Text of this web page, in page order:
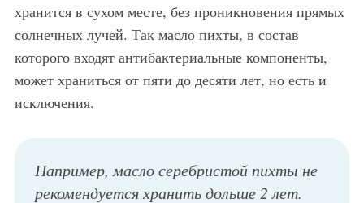
хранится в сухом месте, без проникновения прямых
солнечных лучей. Так масло пихты, в состав
которого входят антибактериальные компоненты,
может храниться от пяти до десяти лет, но есть и
исключения.
Например, масло серебристой пихты не
рекомендуется хранить дольше 2 лет.